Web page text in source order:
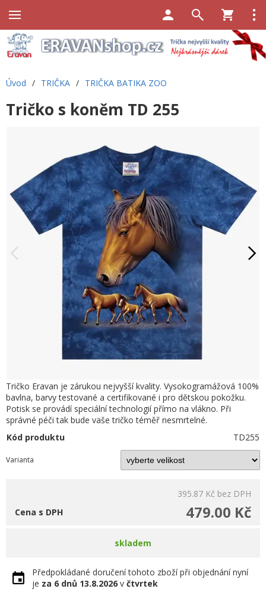
Úvod / TRIČKA / TRIČKA BATIKA ZOO
Tričko s koněm TD 255
Tričko Eravan je zárukou nejvyšší kvality. Vysokogramážová 100%
bavlna, barvy testované a certifikované i pro dětskou pokožku.
Potisk se provádí speciální technologií přímo na vlákno. Při
správné péči tak bude vaše tričko téměř nesmrtelné.
Kód produktu
TD255
Varianta
395.87 Kč bez DPH
479.00 Kč
Cena s DPH
skladem
Předpokládané doručení tohoto zboží při objednání nyní
je za 6 dnů 13.8.2026 v čtvrtek